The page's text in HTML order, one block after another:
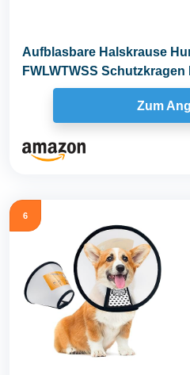
Aufblasbare Halskrause
FWLWTWSS
Zum
6